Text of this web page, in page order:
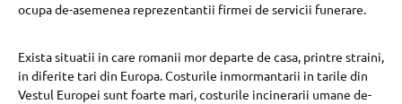
ocupa de-asemenea reprezentantii firmei de servicii funerare.
Exista situatii in care romanii mor departe de casa, printre straini,
in diferite tari din Europa. Costurile inmormantarii in tarile din
Vestul Europei sunt foarte mari, costurile incinerarii umane de-